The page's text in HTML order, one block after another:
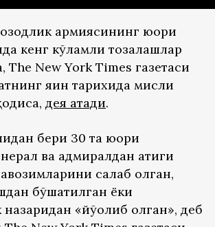
армиясининг юқори
кенг кўламли тозалашлар
The New York Times газетаси
яқин тарихида мисли
дея атади.
бери 30 та юқори
ва адмиралдан атиги
сақлаб қолган,
бўшатилган ёки
«йўқолиб қолган», деб